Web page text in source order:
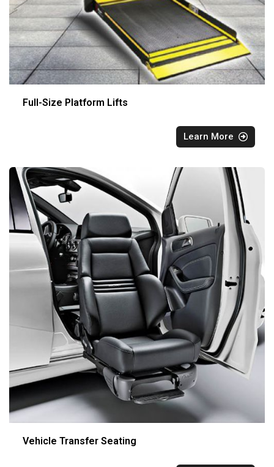
Full-Size Platform Lifts
Learn More
Vehicle Transfer Seating